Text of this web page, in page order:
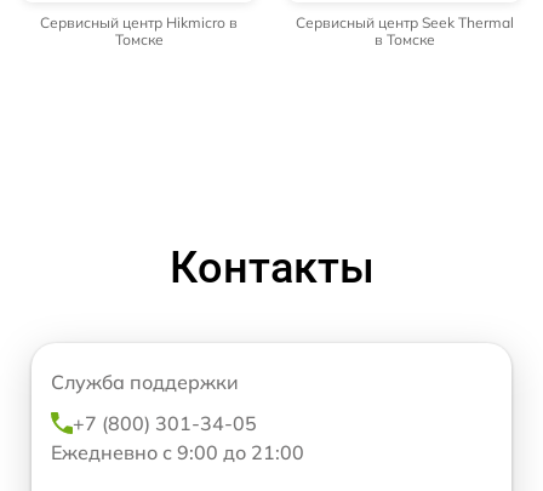
Сервисный центр Hikmicro в
Томске
Сервисный центр Seek Thermal
в Томске
Контакты
Служба поддержки
+7 (800) 301-34-05
Ежедневно с 9:00 до 21:00